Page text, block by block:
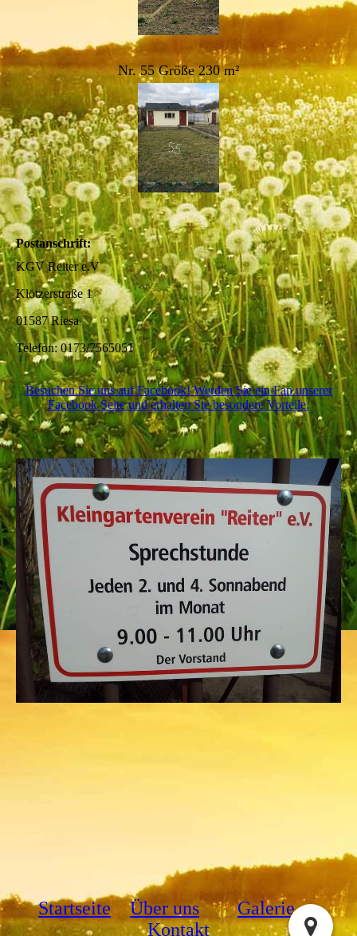
Nr. 55 Größe 230 m²
Postanschrift:
KGV Reiter e.V
Klötzerstraße 1
01587 Riesa
Telefon: 0173/7565051
Besuchen Sie uns auf Facebook! Werden Sie ein Fan unserer
Facebook Seite und erhalten Sie besondere Vorteile.
Startseite Über uns
Galerie
Kontakt